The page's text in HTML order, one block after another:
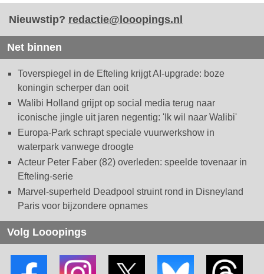
Nieuwstip? redactie@looopings.nl
Net binnen
Toverspiegel in de Efteling krijgt AI-upgrade: boze
koningin scherper dan ooit
Walibi Holland grijpt op social media terug naar
iconische jingle uit jaren negentig: 'Ik wil naar Walibi'
Europa-Park schrapt speciale vuurwerkshow in
waterpark vanwege droogte
Acteur Peter Faber (82) overleden: speelde tovenaar in
Efteling-serie
Marvel-superheld Deadpool struint rond in Disneyland
Paris voor bijzondere opnames
Volg Looopings